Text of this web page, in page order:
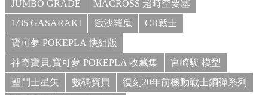
JUMBO GRADE
MACROSS 超時空要塞
1/35 GASARAKI
餓沙羅鬼
CB戰士
寶可夢 POKEPLA 快組版
神奇寶貝,寶可夢 POKEPLA 收藏集
宮崎駿 模型
聖鬥士星矢
數碼寶貝
復刻20年前機動戰士鋼彈系列